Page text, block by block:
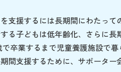
支援するには長期間にわたって
る子どもは低年齢化、さらに長
卒業するまで児童養護施設で暮
間支援するために、サポータ